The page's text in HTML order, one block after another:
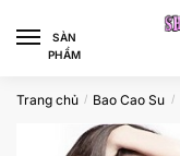
navigation
content
SÀN
PHẨM
Trang chủ / Bao Cao Su /